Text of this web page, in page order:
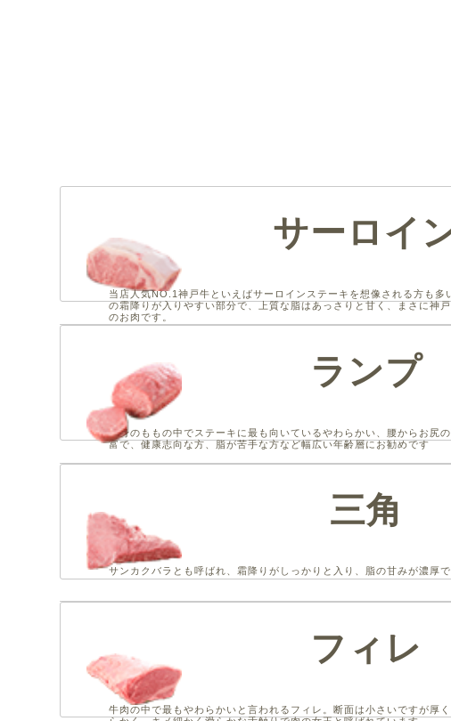
サーロイ
当店人気NO.1神戸牛といえばサーロインステーキを想像される方も多
の霜降りが入りやすい部分で、上質な脂はあっさりと甘く、まさに神
のお肉です。
ランプ
赤身のももの中でステーキに最も向いているやわらかい、腰からお尻
富で、健康志向な方、脂が苦手な方など幅広い年齢層にお勧めです
三角
サンカクバラとも呼ばれ、霜降りがしっかりと入り、脂の甘みが濃厚で
フィレ
牛肉の中で最もやわらかいと言われるフィレ。断面は小さいですが厚